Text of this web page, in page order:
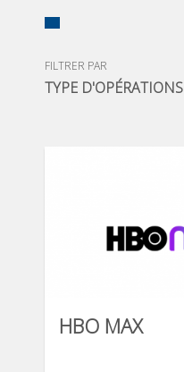
FILTRER PAR
TYPE D'OPÉRATIONS
HBO MAX